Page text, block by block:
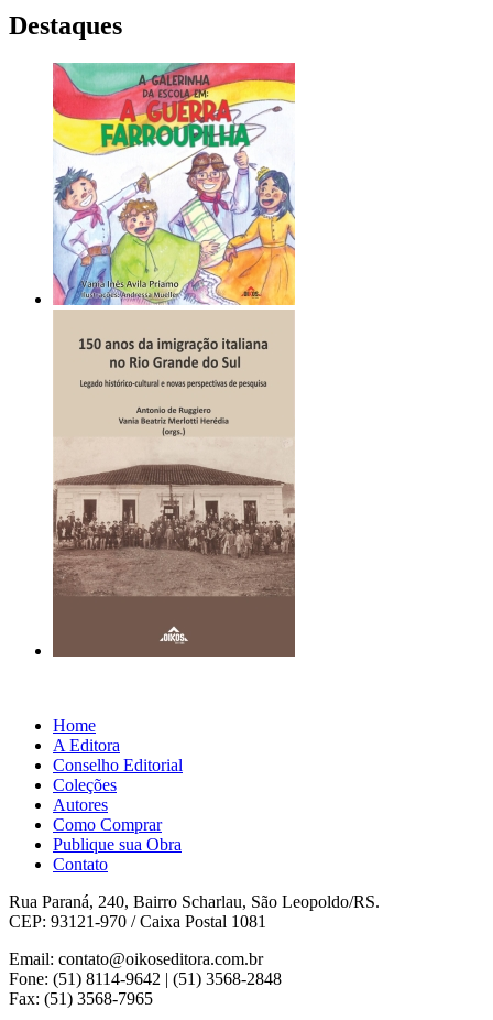
Destaques
Home
A Editora
Conselho Editorial
Coleções
Autores
Como Comprar
Publique sua Obra
Contato
Rua Paraná, 240, Bairro Scharlau, São Leopoldo/RS.
CEP: 93121-970 / Caixa Postal 1081
Email: contato@oikoseditora.com.br
Fone: (51) 8114-9642 | (51) 3568-2848
Fax: (51) 3568-7965